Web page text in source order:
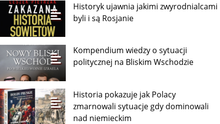
Historyk ujawnia jakimi zwyrodnialcami
byli i są Rosjanie
Kompendium wiedzy o sytuacji
politycznej na Bliskim Wschodzie
Historia pokazuje jak Polacy
zmarnowali sytuacje gdy dominowali
nad niemieckim